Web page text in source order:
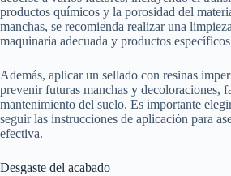
productos químicos y la porosidad del
manchas, se recomienda realizar una
maquinaria adecuada y productos
Además, aplicar un sellado con resinas
prevenir futuras manchas y decoloraciones,
mantenimiento del suelo. Es importante
seguir las instrucciones de aplicación para
efectiva.
Desgaste del acabado